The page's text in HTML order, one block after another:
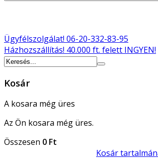
Ügyfélszolgálat! 06-20-332-83-95
Házhozszállítás! 40.000 ft. felett INGYEN!
Kosár
A kosara még üres
Az Ön kosara még üres.
Összesen 0 Ft
Kosár